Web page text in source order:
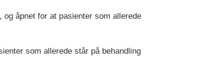
åpnet for at pasienter som allerede
som allerede står på behandling